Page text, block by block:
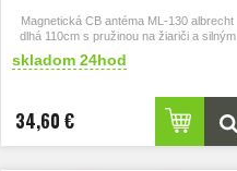
Magnetická CB antéma ML-130 albrecht
dlhá 110cm s pružinou na žiariči a silným
Prakticka a univerzalna anténa pre CB
magnetom, kablom a konektorom do
skladom 24hod
34,60 €